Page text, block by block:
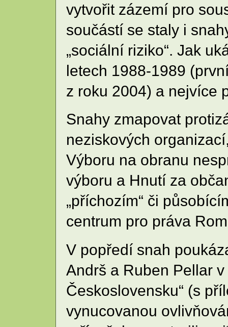
vytvořit zázemí pro
součástí se staly i
„sociální riziko“. Jak
letech 1988-1989
z roku 2004) a nejvíce
Snahy zmapovat
neziskových
Výboru na obranu
výboru a Hnutí za
„příchozím“ či
centrum pro práva
V popředí snah
Andrš a Ruben Pellar
Československu“ (s
vynucovanou